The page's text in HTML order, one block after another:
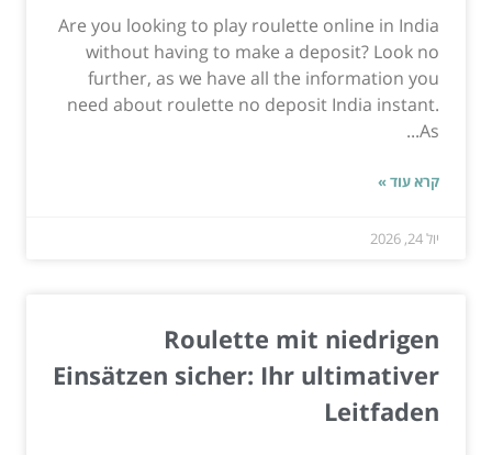
Are you looking to play roulette online in India
without having to make a deposit? Look no
further, as we have all the information you
need about roulette no deposit India instant.
As...
קרא עוד »
יול 24, 2026
Roulette mit niedrigen
Einsätzen sicher: Ihr ultimativer
Leitfaden